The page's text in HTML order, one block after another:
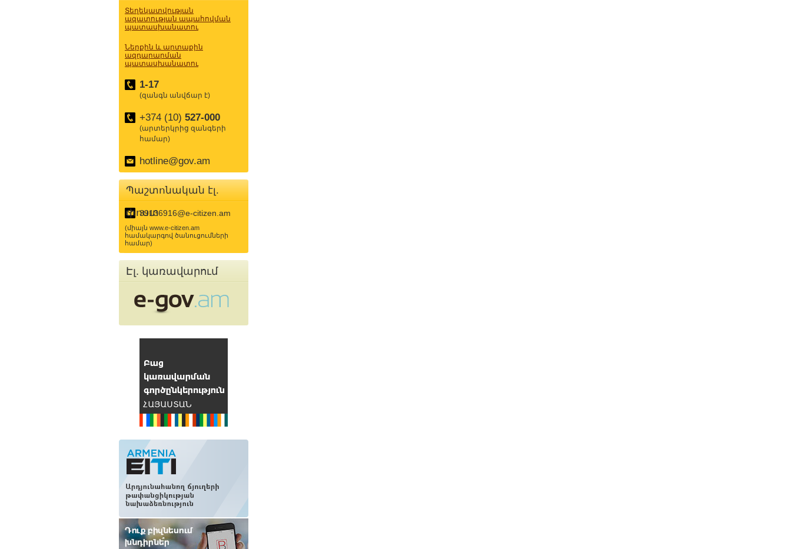
Տեղեկատվության
ազատության ապահովման
պատասխանատու
Ներքին և արտաքին
ազդարարման
պատասխանատու
1-17
(զանգն անվճար է)
+374 (10) 527-000
(արտերկրից զանգերի
համար)
hotline@gov.am
Պաշտոնական էլ.
փոստ
39136916@e-citizen.am
(միայն www.e-citizen.am
համակարգով ծանուցումների
համար)
Էլ. կառավարում